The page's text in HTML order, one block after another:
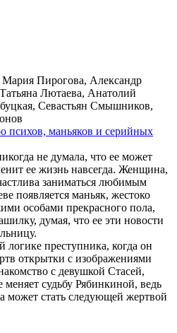
Пирогова, Александр
Лютаева, Анатолий
Севастьян Смышников,
пси­хов, мань­я­ков и се­рий­ных
не думала, что ее может
ее жизнь навсегда. Женщина,
заниматься любимым
появляется маньяк, жестоко
особами прекрасного пола,
думая, что ее эти новости
преступника, когда он
открытки с изображениями
с девушкой Стасей,
меняет судьбу Рябинкиной, ведь
может стать следующей жертвой